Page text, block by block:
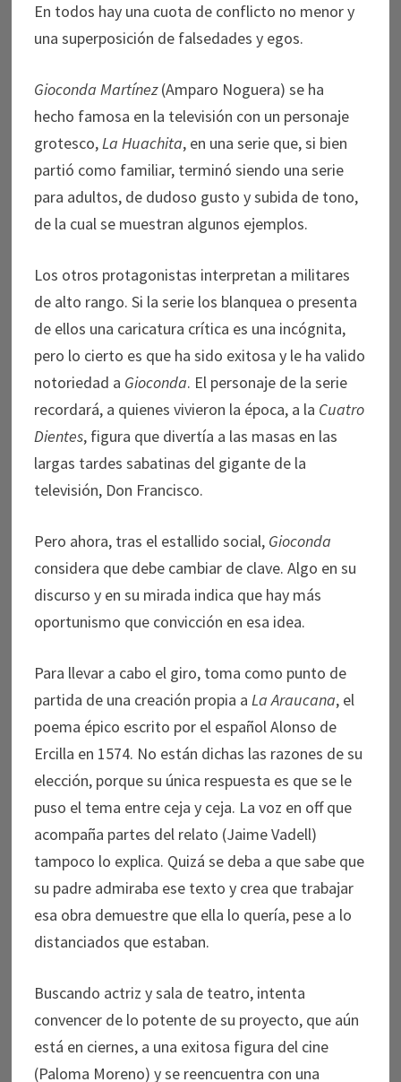
En todos hay una cuota de conflicto no menor y
una superposición de falsedades y egos.
Gioconda Martínez(Amparo Noguera) se ha
hecho famosa en la televisión con un personaje
grotesco,La Huachita, en una serie que, si bien
partió como familiar, terminó siendo una serie
para adultos, de dudoso gusto y subida de tono,
de la cual se muestran algunos ejemplos.
Los otros protagonistas interpretan a militares
de alto rango. Si la serie los blanquea o presenta
de ellos una caricatura crítica es una incógnita,
pero lo cierto es que ha sido exitosa y le ha valido
notoriedad a Gioconda. El personaje de la serie
recordará, a quienes vivieron la época, a la Cuatro
Dientes, figura que divertía a las masas en las
largas tardes sabatinas del gigante de la
televisión, Don Francisco.
Pero ahora, tras el estallido social, Gioconda
considera que debe cambiar de clave. Algo en su
discurso y en su mirada indica que hay más
oportunismo que convicción en esa idea.
Para llevar a cabo el giro, toma como punto de
partida de una creación propia a La Araucana, el
poema épico escrito por el español Alonso de
Ercilla en 1574. No están dichas las razones de su
elección, porque su única respuesta es que se le
puso el tema entre ceja y ceja. La voz en off que
acompaña partes del relato (Jaime Vadell)
tampoco lo explica. Quizá se deba a que sabe que
su padre admiraba ese texto y crea que trabajar
esa obra demuestre que ella lo quería, pese a lo
distanciados que estaban.
Buscando actriz y sala de teatro, intenta
convencer de lo potente de su proyecto, que aún
está en ciernes, a una exitosa figura del cine
(Paloma Moreno) y se reencuentra con una